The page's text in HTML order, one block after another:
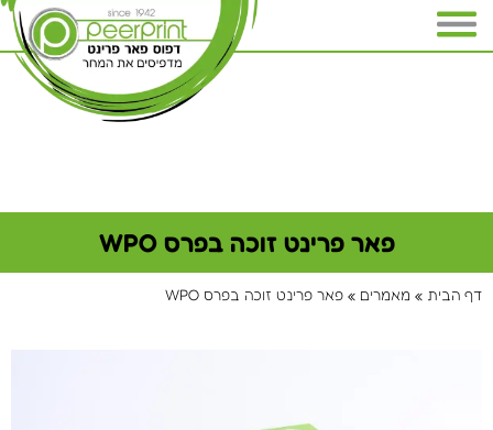
פאר פרינט זוכה בפרס WPO
דף הבית » מאמרים » פאר פרינט זוכה בפרס WPO